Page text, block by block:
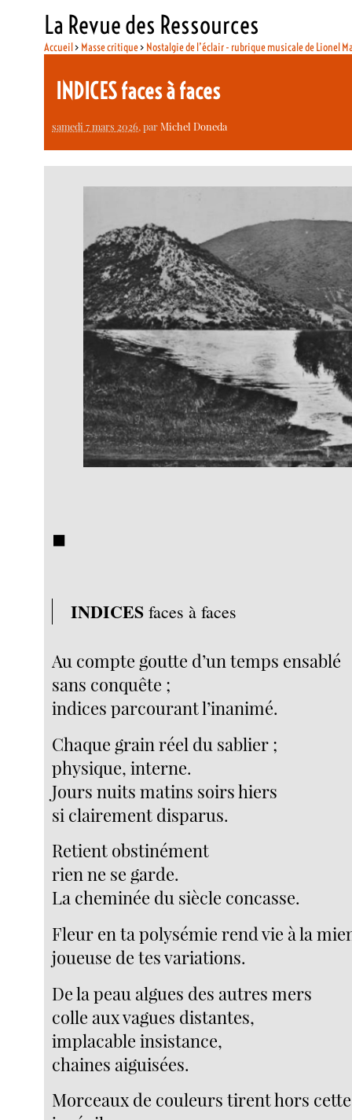
La Revue des Ressources
Accueil> Masse critique> Nostalgie de l’éclair - rubrique musicale de Lionel
INDICES faces à faces
samedi 7 mars 2026, parMichel Doneda
◼︎
INDICESfaces à faces
Au compte goutte d’un temps ensablé
sans conquête ;
indices parcourant l’inanimé.
Chaque grain réel du sablier ;
physique, interne.
Jours nuits matins soirs hiers
si clairement disparus.
Retient obstinément
rien ne se garde.
La cheminée du siècle concasse.
Fleur en ta polysémie rend vie à la
joueuse de tes variations.
De la peau algues des autres mers
colle aux vagues distantes,
implacable insistance,
chaines aiguisées.
Morceaux de couleurs tirent hors